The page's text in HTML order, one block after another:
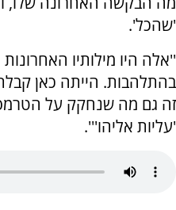
'שהכל'.
''אלה היו מילותיו
בהתלהבות. הייתה כאן
זה גם מה שנחקק על
'עליות אליהו'''.